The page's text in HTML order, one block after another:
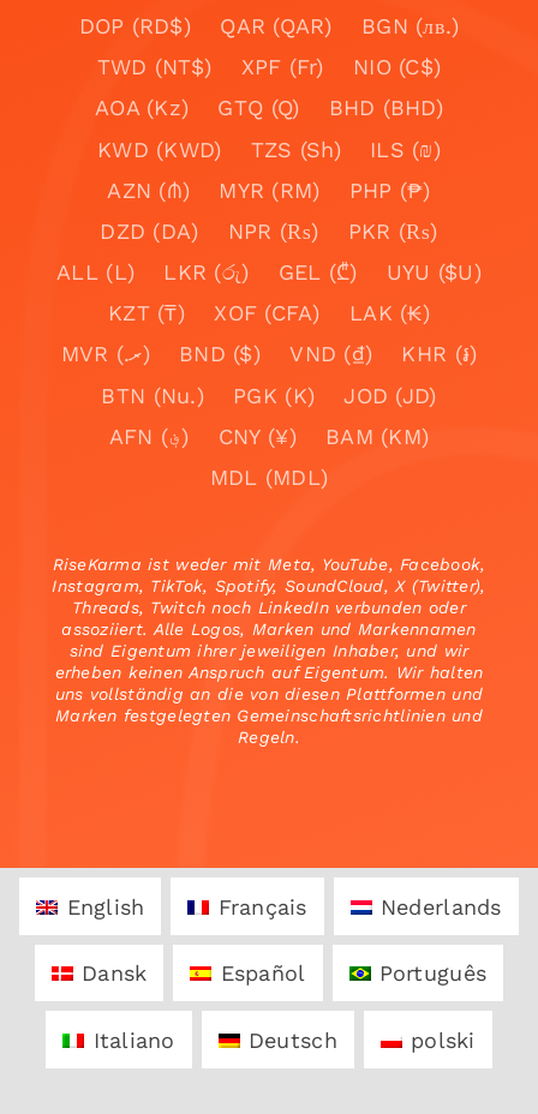
DOP (RD$)
QAR (QAR)
BGN (лв.)
TWD (NT$)
XPF (Fr)
NIO (C$)
AOA (Kz)
GTQ (Q)
BHD (BHD)
KWD (KWD)
TZS (Sh)
ILS (₪)
AZN (₼)
MYR (RM)
PHP (₱)
DZD (DA)
NPR (₨)
PKR (₨)
ALL (L)
LKR (රු) GEL (₾)
UYU ($U)
KZT (₸)
XOF (CFA)
LAK (₭)
MVR (.ރ)
BND ($) VND (₫)
KHR (៛)
BTN (Nu.)
PGK (K)
JOD (JD)
AFN (؋)
CNY (¥)
BAM (KM)
MDL (MDL)
RiseKarma ist weder mit Meta, YouTube, Facebook,
Instagram, TikTok, Spotify, SoundCloud, X (Twitter),
Threads, Twitch noch LinkedIn verbunden oder
assoziiert. Alle Logos, Marken und Markennamen
sind Eigentum ihrer jeweiligen Inhaber, und wir
erheben keinen Anspruch auf Eigentum. Wir halten
uns vollständig an die von diesen Plattformen und
Marken festgelegten Gemeinschaftsrichtlinien und
Regeln.
English Français Nederlands
Dansk Español Português
Italiano Deutsch polski